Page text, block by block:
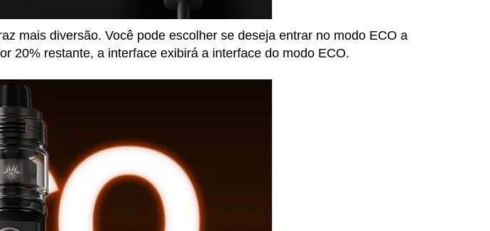
mais diversão. Você pode escolher se deseja entrar no modo ECO a
20% restante, a interface exibirá a interface do modo ECO.